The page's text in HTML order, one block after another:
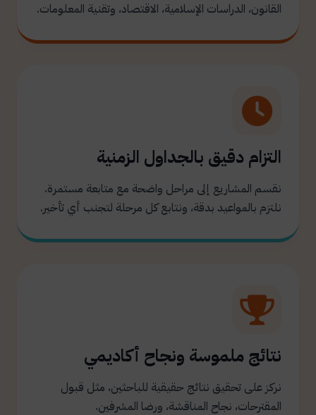
القانون، الدراسات الإسلامية، الاقتصاد، وتقنية المعلومات.
التزام دقيق بالجداول الزمنية
نقسم المشاريع إلى مراحل واضحة مع متابعة مستمرة.
نلتزم بالمواعيد بدقة، ونتابع كل مرحلة لتجنب أي تأخير.
نتائج ملموسة ونجاح أكاديمي
نركز على تحقيق نتائج حقيقية للباحثين، مثل قبول
المقترحات، نجاح المناقشة، ورضا المشرفين.